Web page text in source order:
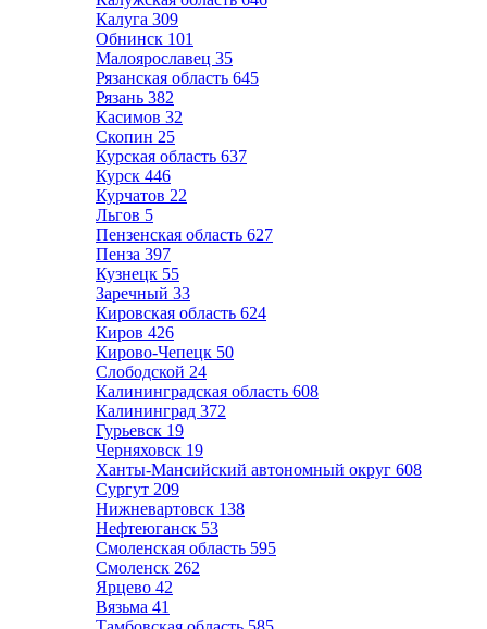
Калуга 309
Обнинск 101
Малоярославец 35
Рязанская область 645
Рязань 382
Касимов 32
Скопин 25
Курская область 637
Курск 446
Курчатов 22
Льгов 5
Пензенская область 627
Пенза 397
Кузнецк 55
Заречный 33
Кировская область 624
Киров 426
Кирово-Чепецк 50
Слободской 24
Калининградская область 608
Калининград 372
Гурьевск 19
Черняховск 19
Ханты-Мансийский автономный округ 608
Сургут 209
Нижневартовск 138
Нефтеюганск 53
Смоленская область 595
Смоленск 262
Ярцево 42
Вязьма 41